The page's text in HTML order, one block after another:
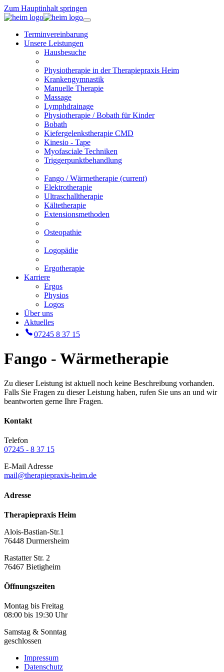
Zum Hauptinhalt springen
Terminvereinbarung
Unsere Leistungen
Hausbesuche
Physiotherapie in der Therapiepraxis Heim
Krankengymnastik
Manuelle Therapie
Massage
Lymphdrainage
Physiotherapie / Bobath für Kinder
Bobath
Kiefergelenkstherapie CMD
Kinesio - Tape
Myofasciale Techniken
Triggerpunktbehandlung
Fango / Wärmetherapie (current)
Elektrotherapie
Ultraschalltherapie
Kältetherapie
Extensionsmethoden
Osteopathie
Logopädie
Ergotherapie
Karriere
Ergos
Physios
Logos
Über uns
Aktuelles
07245 8 37 15
Fango - Wärmetherapie
Zu dieser Leistung ist aktuell noch keine Beschreibung vorhanden.
Falls Sie Fragen zu dieser Leistung haben, rufen Sie uns an und wir
beantworten gerne Ihre Fragen.
Kontakt
Telefon
07245 - 8 37 15
E-Mail Adresse
mail@therapiepraxis-heim.de
Adresse
Therapiepraxis Heim
Alois-Bastian-Str.1
76448 Durmersheim
Rastatter Str. 2
76467 Bietigheim
Öffnungszeiten
Montag bis Freitag
08:00 bis 19:30 Uhr
Samstag & Sonntag
geschlossen
Impressum
Datenschutz